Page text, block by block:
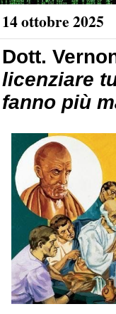
14 ottobre 2025
Dott.
licenziare
fanno più